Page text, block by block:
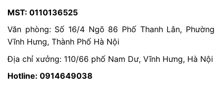
MST: 0110136525
Văn phòng: Số 16/4 Ngõ 86 Phố Thanh Lân, Phường
Vĩnh Hưng, Thành Phố Hà Nội
Địa chỉ xưởng: 110/66 phố Nam Dư, Vĩnh Hưng, Hà Nội
Hotline: 0914649038